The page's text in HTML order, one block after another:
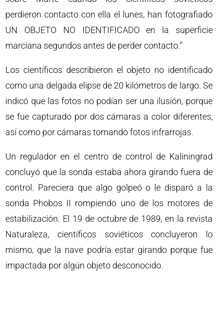
perdieron contacto con ella el lunes, han fotografiado
UN OBJETO NO IDENTIFICADO en la superficie
marciana segundos antes de perder contacto.”
Los científicos describieron el objeto no identificado
como una delgada elipse de 20 kilómetros de largo. Se
indicó que las fotos no podían ser una ilusión, porque
se fue capturado por dos cámaras a color diferentes,
así como por cámaras tomando fotos infrarrojas.
Un regulador en el centro de control de Kaliningrad
concluyó que la sonda estaba ahora girando fuera de
control. Pareciera que algo golpeó o le disparó a la
sonda Phobos II rompiendo uno de los motores de
estabilización. El 19 de octubre de 1989, en la revista
Naturaleza, científicos soviéticos concluyeron lo
mismo, que la nave podría estar girando porque fue
impactada por algún objeto desconocido.